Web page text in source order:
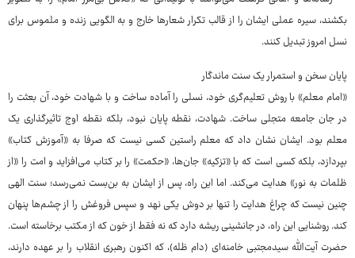
بکشند، سیره عملی ایشان را از قالب تکرار شعارها خارج و به الگویی زنده و ملموس برای
نسل امروز تبدیل کنند.
پایان سخن و استمرار یک سنت ماندگار
«امام معلم» با روش تعلیم‌گری خود، نسلی را آماده ساخت و با شهادت خود، آن بعثت را
در جان جامعه متجلی ساخت. شهادت، نقطه پایان نبود، بلکه نقطه اوج تاثیرگذاری یک
معلم بود. ایشان نشان داد که معلم راستین کسی نیست که صرفا به «آموزش کتاب»
بپردازد، بلکه کسی است که با «تزکیه» جان‌ها، «حکمت» را بر کتاب می‌افزاید و امت را «از
ظلمات به نور» هدایت می‌کند. اما این راه، پس از ایشان به بن‌بست نمی‌رسد؛ سنت الهی
چنین نیست که چراغ هدایت را تنها بر دوش یکی نهد و سپس فروغش را از چشم‌ها پنهان
کند. روشنایی این راه، در جانشینی ریشه دارد که نه فقط از خون که از مکتب برخاسته است.
حضرت آیت‌الله سیدمجتبی خامنه‌ای (دام ظله)، که اکنون رهبری انقلاب را بر عهده دارند،